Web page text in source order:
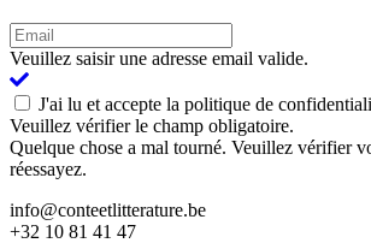
Veuillez saisir une adresse email valide.
J'ai lu et accepte la politique de
Veuillez vérifier le champ obligatoire.
Quelque chose a mal tourné. Veuillez vérifier
réessayez.
info@conteetlitterature.be
+32 10 81 41 47